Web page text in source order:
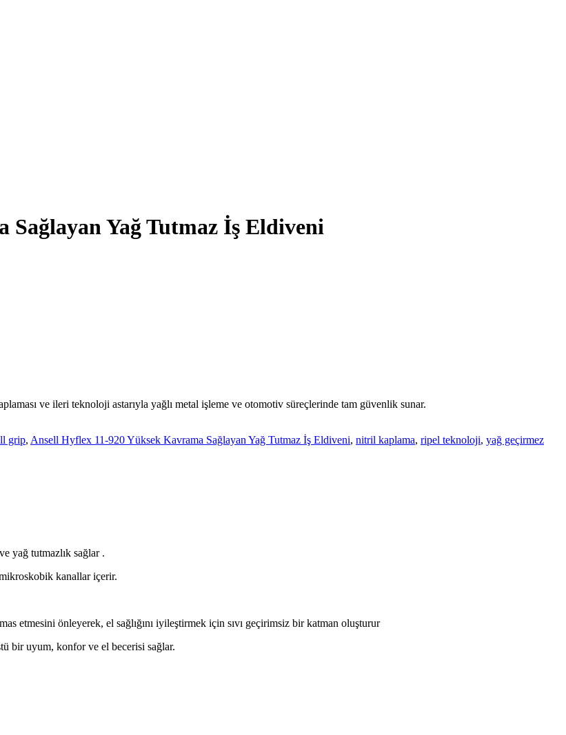
Sağlayan Yağ Tutmaz İş Eldiveni
ve ileri teknoloji astarıyla yağlı metal işleme ve otomotiv süreçlerinde tam güvenlik sunar.
grip, Ansell Hyflex 11-920 Yüksek Kavrama Sağlayan Yağ Tutmaz İş Eldiveni, nitril kaplama, ripel teknoloji, yağ geçirmez
yağ tutmazlık sağlar .
kanallar içerir.
etmesini önleyerek, el sağlığını iyileştirmek için sıvı geçirimsiz bir katman oluşturur
bir uyum, konfor ve el becerisi sağlar.